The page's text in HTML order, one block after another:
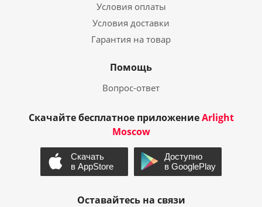
Условия оплаты
Условия доставки
Гарантия на товар
Помощь
Вопрос-ответ
Скачайте бесплатное приложениеArlight
Moscow
Оставайтесь на связи